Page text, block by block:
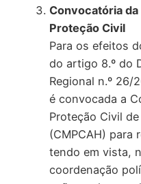
Convocatória
Proteção Civil
Para os efeitos
do artigo 8.º do
Regional n.º 26/
é convocada a
Proteção Civil
(CMPCAH) para
tendo em vista,
coordenação